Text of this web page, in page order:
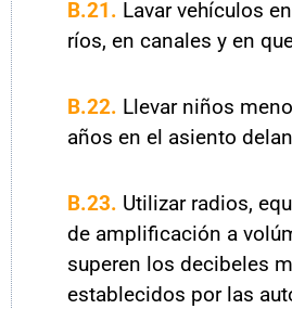
B.21. Lavar vehículos
ríos, en canales y en
B.22. Llevar niños
años en el asiento
B.23. Utilizar radios,
de amplificación a
superen los decibeles
establecidos por las